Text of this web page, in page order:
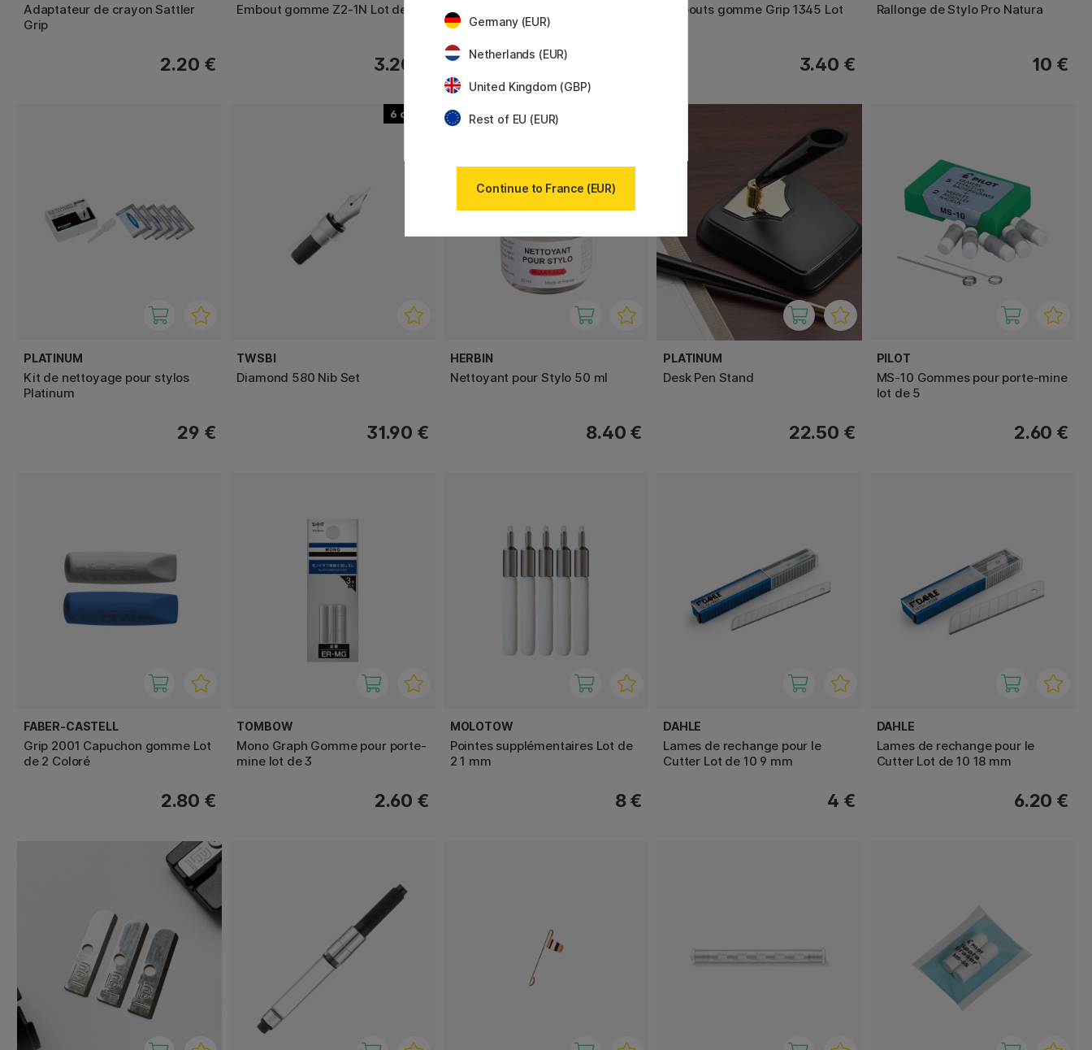
Adaptateur de crayon Sattler
Grip
2.20 €
Embout gomme Z2-1N Lot de 4
3.20 €
Clip pour Bullet Black
Embouts gomme Grip 1345 Lot
3.40 €
Rallonge de Stylo Pro Natura
10 €
PLATINUM
Kit de nettoyage pour stylos
Platinum
29 €
6
TWSBI
Diamond 580 Nib Set
31.90 €
HERBIN
Nettoyant pour Stylo 50 ml
8.40 €
PLATINUM
Desk Pen Stand
22.50 €
PILOT
MS-10 Gommes pour porte-mine
lot de 5
2.60 €
FABER-CASTELL
Grip 2001 Capuchon gomme Lot
de 2 Coloré
2.80 €
TOMBOW
Mono Graph Gomme pour porte-
mine lot de 3
2.60 €
MOLOTOW
Pointes supplémentaires Lot de
2 1 mm
8 €
DAHLE
Lames de rechange pour le
Cutter Lot de 10 9 mm
4 €
DAHLE
Lames de rechange pour le
Cutter Lot de 10 18 mm
6.20 €
Germany (EUR)
Netherlands (EUR)
United Kingdom (GBP)
Rest of EU (EUR)
Continue to France (EUR)